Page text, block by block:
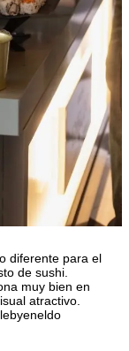
diferente para el
de sushi.
muy bien en
atractivo.